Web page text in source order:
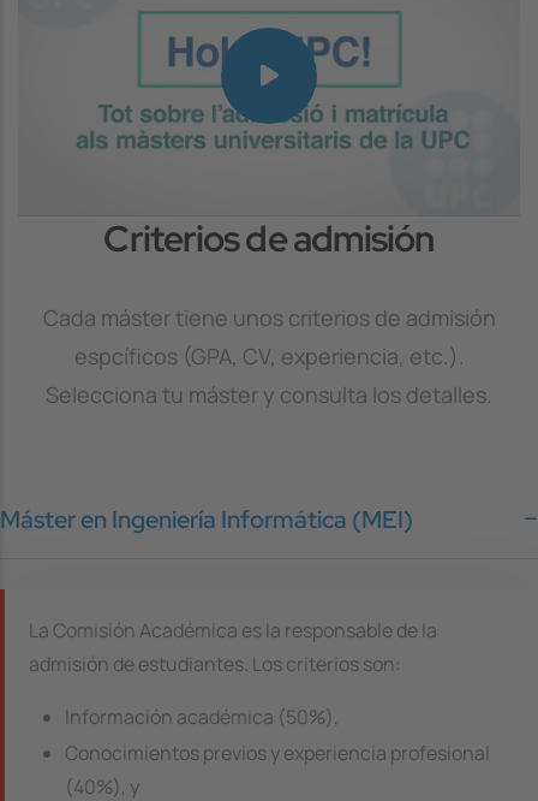
Criterios de admisión
Cada máster tiene unos criterios de admisión
espcíficos (GPA, CV, experiencia, etc.).
Selecciona tu máster y consulta los detalles.
Máster en Ingeniería Informática (MEI)
La Comisión Académica es la responsable de la
admisión de estudiantes. Los criterios son:
Información académica (50%),
Conocimientos previos y experiencia profesional
(40%), y